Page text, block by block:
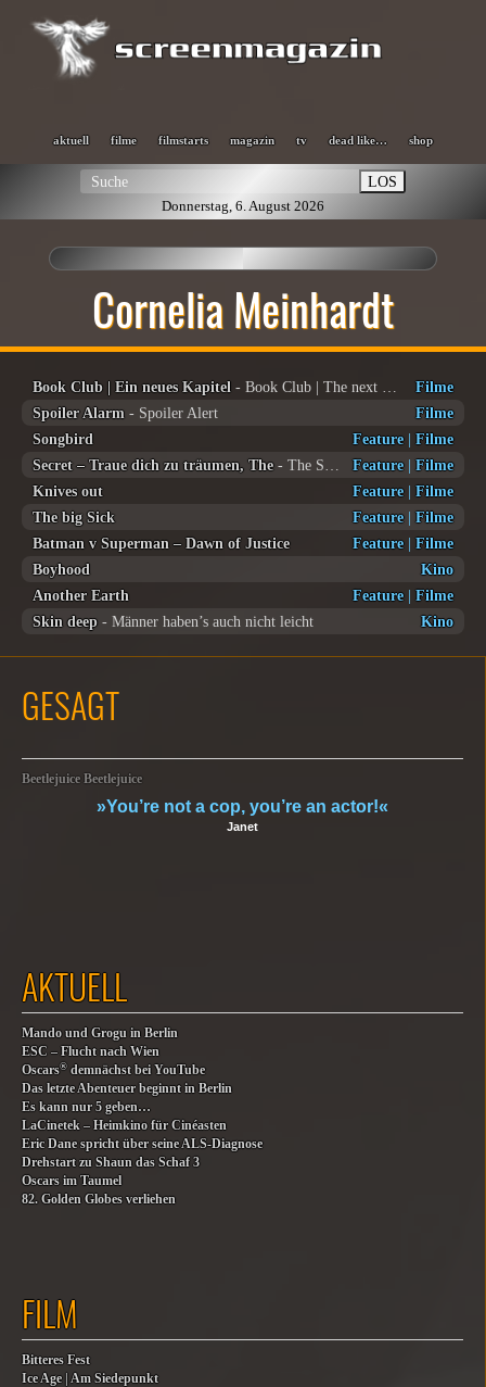
aktuell filme filmstarts magazin tv dead like… shop
LOS
Donnerstag, 6. August 2026
Cornelia Meinhardt
Book Club | Ein neues Kapitel
Filme
Spoiler Alarm - Spoiler Alert
Filme
Songbird
Feature| Filme
Secret – Traue dich zu träumen, The
Feature| Filme
Knives out
Feature| Filme
The big Sick
Feature| Filme
Batman v Superman – Dawn of Justice
Feature| Filme
Boyhood
Kino
Another Earth
Feature| Filme
Skin deep - Männer haben’s auch nicht leicht Kino
GESAGT
Beetlejuice Beetlejuice
»You’re not a cop, you’re an actor!«
Janet
AKTUELL
Mando und Grogu in Berlin
ESC – Flucht nach Wien
Oscars® demnächst bei YouTube
Das letzte Abenteuer beginnt in Berlin
Es kann nur 5 geben…
LaCinetek – Heimkino für Cinéasten
Eric Dane spricht über seine ALS-Diagnose
Drehstart zu Shaun das Schaf 3
Oscars im Taumel
82. Golden Globes verliehen
FILM
Bitteres Fest
Ice Age | Am Siedepunkt